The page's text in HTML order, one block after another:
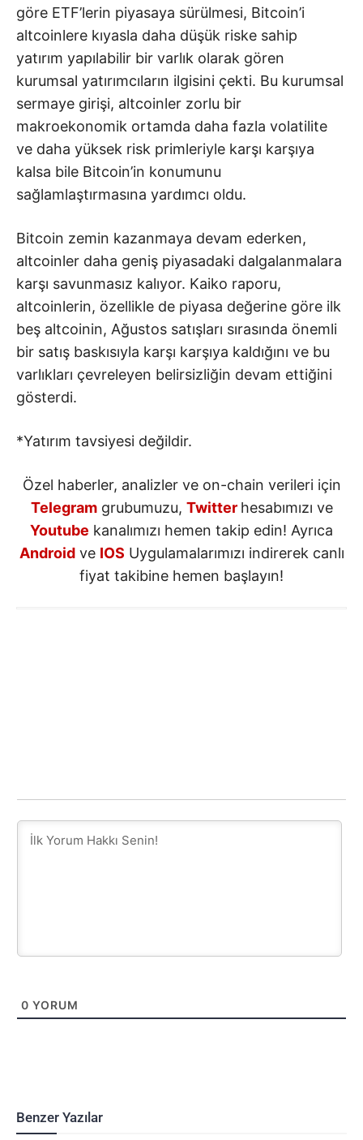
göre ETF’lerin piyasaya sürülmesi, Bitcoin’i
altcoinlere kıyasla daha düşük riske sahip
yatırım yapılabilir bir varlık olarak gören
kurumsal yatırımcıların ilgisini çekti. Bu kurumsal
sermaye girişi, altcoinler zorlu bir
makroekonomik ortamda daha fazla volatilite
ve daha yüksek risk primleriyle karşı karşıya
kalsa bile Bitcoin’in konumunu
sağlamlaştırmasına yardımcı oldu.
Bitcoin zemin kazanmaya devam ederken,
altcoinler daha geniş piyasadaki dalgalanmalara
karşı savunmasız kalıyor. Kaiko raporu,
altcoinlerin, özellikle de piyasa değerine göre ilk
beş altcoinin, Ağustos satışları sırasında önemli
bir satış baskısıyla karşı karşıya kaldığını ve bu
varlıkları çevreleyen belirsizliğin devam ettiğini
gösterdi.
*Yatırım tavsiyesi değildir.
Özel haberler, analizler ve on-chain verileri için
Telegramgrubumuzu, Twitter hesabımızı ve
Youtube kanalımızı hemen takip edin! Ayrıca
Androidve IOS Uygulamalarımızı indirerek canlı
fiyat takibine hemen başlayın!
0 YORUM
Benzer Yazılar